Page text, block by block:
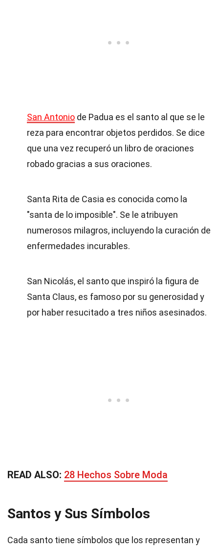
San Antonio de Padua es el santo al que se le
reza para encontrar objetos perdidos. Se dice
que una vez recuperó un libro de oraciones
robado gracias a sus oraciones.
Santa Rita de Casia es conocida como la
"santa de lo imposible". Se le atribuyen
numerosos milagros, incluyendo la curación de
enfermedades incurables.
San Nicolás, el santo que inspiró la figura de
Santa Claus, es famoso por su generosidad y
por haber resucitado a tres niños asesinados.
READ ALSO: 28 Hechos Sobre Moda
Santos y Sus Símbolos
Cada santo tiene símbolos que los representan y